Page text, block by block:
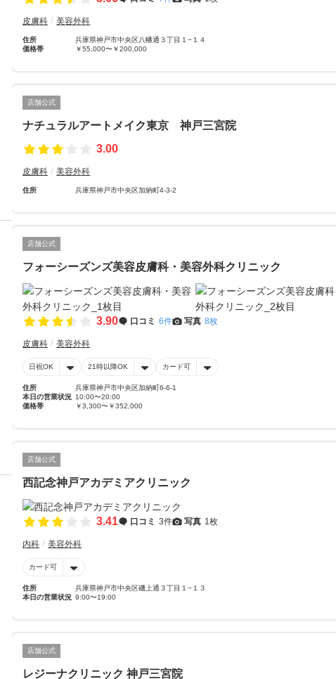
皮膚科 美容外科
住所
兵庫県神戸市中央区八幡通３丁目１−１４
価格帯
￥55,000〜￥200,000
店舗公式
ナチュラルアートメイク東京 神戸三宮院
3.00
皮膚科 美容外科
住所 兵庫県神戸市中央区加納町4-3-2
店舗公式
フォーシーズンズ美容皮膚科・美容外科クリニック
3.90 口コミ 6件 写真 8枚
皮膚科 美容外科
日祝OK 21時以降OK カード可
住所
兵庫県神戸市中央区加納町6-6-1
本日の営業状況 10:00〜20:00
価格帯
￥3,300〜￥352,000
店舗公式
西記念神戸アカデミアクリニック
3.41 口コミ 3件 写真 1枚
内科 美容外科
カード可
住所
兵庫県神戸市中央区磯上通３丁目１−１３
本日の営業状況 9:00〜19:00
店舗公式
レジーナクリニック 神戸三宮院